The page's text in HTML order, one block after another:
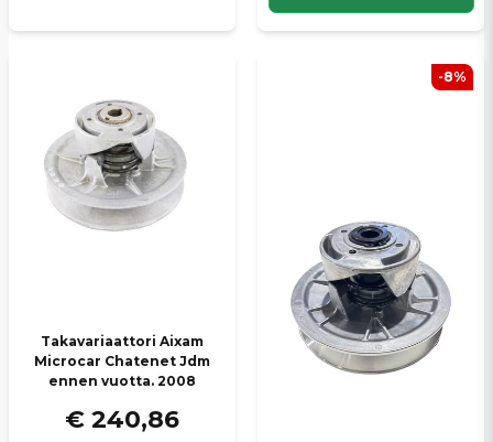
Takavariaattori Aixam
Microcar Chatenet Jdm
ennen vuotta. 2008
€ 240,86
-8%